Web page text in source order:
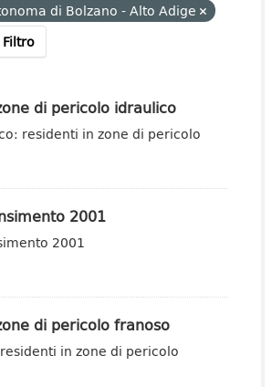
di Bolzano - Alto Adige
di pericolo idraulico
residenti in zone di pericolo
2001
2001
di pericolo franoso
in zone di pericolo